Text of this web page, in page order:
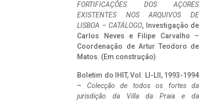
FORTIFICAÇÕES DOS AÇORES
EXISTENTES NOS ARQUIVOS DE
LISBOA – CATÁLOGO, Investigação de
Carlos Neves e Filipe Carvalho –
Coordenação de Artur Teodoro de
Matos. (Em construção)
Boletim do IHIT, Vol. LI-LII, 1993-1994
– Colecção de todos os fortes da
jurisdição da Villa da Praia e da